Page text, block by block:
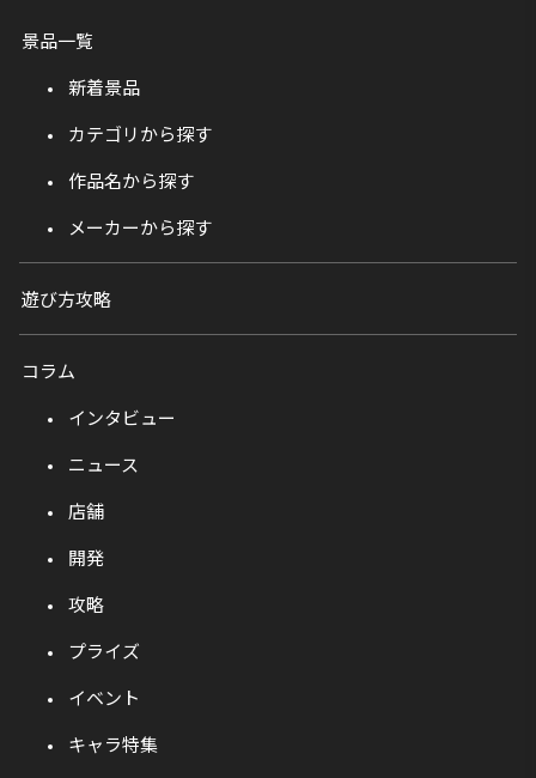
景品一覧
新着景品
カテゴリから探す
作品名から探す
メーカーから探す
遊び方攻略
コラム
インタビュー
ニュース
店舗
開発
攻略
プライズ
イベント
キャラ特集